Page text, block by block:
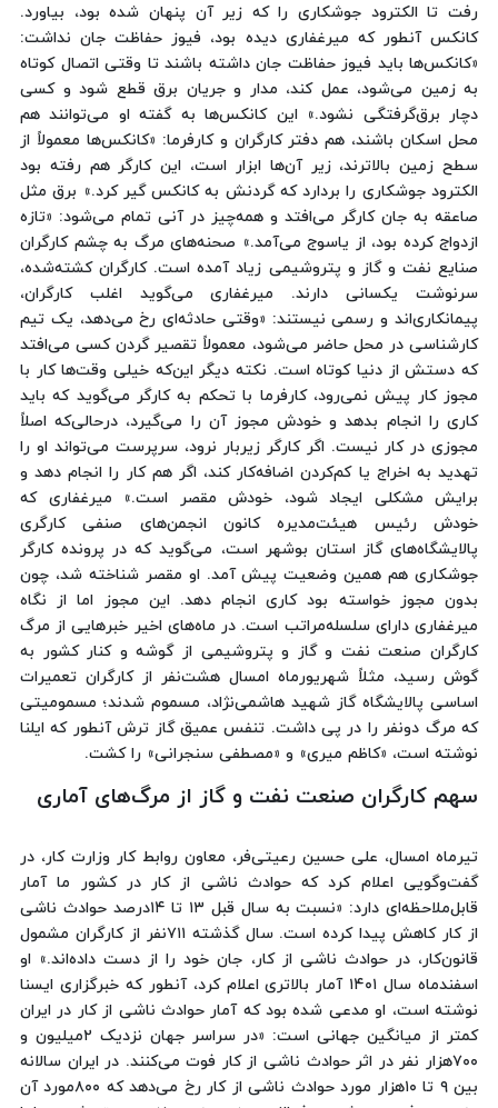
رفت تا الکترود جوشکاری را که زیر آن پنهان شده بود، بیاورد.
کانکس آنطور که میرغفاری دیده بود، فیوز حفاظت جان نداشت:
«کانکس‌ها باید فیوز حفاظت جان داشته باشند تا وقتی اتصال کوتاه
به زمین می‌شود، عمل کند، مدار و جریان برق قطع شود و کسی
دچار برق‌گرفتگی نشود.» این کانکس‌ها به گفته او می‌توانند هم
محل اسکان باشند، هم دفتر کارگران و کارفرما: «کانکس‌ها معمولاً از
سطح زمین بالاترند، زیر آن‌ها ابزار است، این کارگر هم رفته بود
الکترود جوشکاری را بردارد که گردنش به کانکس گیر کرد.» برق مثل
صاعقه به جان کارگر می‌افتد و همه‌چیز در آنی تمام می‌شود: «تازه
ازدواج کرده بود، از یاسوج می‌آمد.» صحنه‌های مرگ به چشم کارگران
صنایع نفت و گاز و پتروشیمی زیاد آمده است. کارگران کشته‌شده،
سرنوشت یکسانی دارند. میرغفاری می‌گوید اغلب کارگران،
پیمانکاری‌اند و رسمی نیستند: «وقتی حادثه‌ای رخ می‌دهد، یک تیم
کارشناسی در محل حاضر می‌شود، معمولاً تقصیر گردن کسی می‌افتد
که دستش از دنیا کوتاه است. نکته دیگر این‌که خیلی وقت‌ها کار با
مجوز کار پیش نمی‌رود، کارفرما با تحکم به کارگر می‌گوید که باید
کاری را انجام بدهد و خودش مجوز آن را می‌گیرد، درحالی‌که اصلاً
مجوزی در کار نیست. اگر کارگر زیربار نرود، سرپرست می‌تواند او را
تهدید به اخراج یا کم‌کردن اضافه‌کار کند، اگر هم کار را انجام دهد و
برایش مشکلی ایجاد شود، خودش مقصر است.» میرغفاری که
خودش رئیس هیئت‌مدیره کانون انجمن‌های صنفی کارگری
پالایشگاه‌های گاز استان بوشهر است، می‌گوید که در پرونده کارگر
جوشکاری هم همین وضعیت پیش آمد. او مقصر شناخته شد، چون
بدون مجوز خواسته بود کاری انجام دهد. این مجوز اما از نگاه
میرغفاری دارای سلسله‌مراتب است. در ماه‌های اخیر خبرهایی از مرگ
کارگران صنعت نفت و گاز و پتروشیمی از گوشه و کنار کشور به
گوش رسید، مثلاً شهریورماه امسال هشت‌نفر از کارگران تعمیرات
اساسی پالایشگاه گاز شهید هاشمی‌نژاد، مسموم شدند؛ مسمومیتی
که مرگ دونفر را در پی داشت. تنفس عمیق گاز ترش آنطور که ایلنا
نوشته است، «کاظم میری» و «مصطفی سنجرانی» را کشت.
سهم کارگران صنعت نفت و گاز از مرگ‌های آماری
تیرماه امسال، علی حسین‌ رعیتی‌فر، معاون روابط کار وزارت کار، در
گفت‌وگویی اعلام کرد که حوادث ناشی از کار در کشور ما آمار
قابل‌ملاحظه‌ای دارد: «نسبت به سال قبل ۱۳ تا ۱۴درصد حوادث ناشی
از کار کاهش پیدا کرده است. سال گذشته‌ ۷۱۱نفر از کارگران مشمول
قانون‌کار، در حوادث ناشی از کار، جان خود را از دست داده‌اند.» او
اسفندماه سال ۱۴۰۱ آمار بالاتری اعلام کرد، آنطور که خبرگزاری ایسنا
نوشته است، او مدعی شده بود که آمار حوادث ناشی از کار در ایران
کمتر از میانگین جهانی است: «در سراسر جهان نزدیک ۲میلیون و
۷۰۰هزار نفر در اثر حوادث ناشی از کار فوت می‌کنند. در ایران سالانه
بین ۹ تا ۱۰هزار مورد حوادث ناشی از کار رخ می‌دهد که ۸۰۰مورد آن